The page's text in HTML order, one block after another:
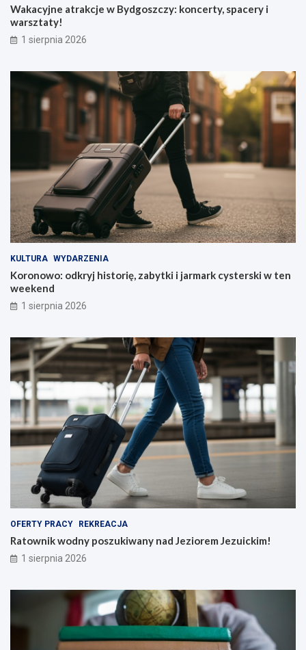
Wakacyjne atrakcje w Bydgoszczy: koncerty, spacery i
warsztaty!
1 sierpnia 2026
KULTURA WYDARZENIA
Koronowo: odkryj historię, zabytki i jarmark cysterski w ten
weekend
1 sierpnia 2026
OFERTY PRACY REKREACJA
Ratownik wodny poszukiwany nad Jeziorem Jezuickim!
1 sierpnia 2026